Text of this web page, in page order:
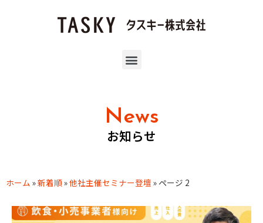
News
お知らせ
ホーム »新着順»他社主催セミナー登壇 » ページ 2